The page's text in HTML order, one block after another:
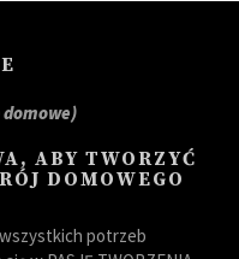
domowe)
ABY TWORZYĆ
DOMOWEGO
wszystkich potrzeb